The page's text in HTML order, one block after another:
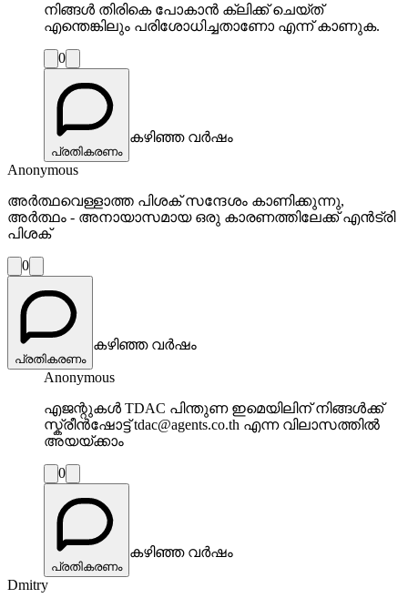
നിങ്ങൾ തിരികെ പോകാൻ ക്ലിക്ക് ചെയ്ത്
എന്തെങ്കിലും പരിശോധിച്ചതാണോ എന്ന് കാണുക.
0
പ്രതികരണം
കഴിഞ്ഞ വർഷം
Anonymous
അർത്ഥവെള്ളാത്ത പിശക് സന്ദേശം കാണിക്കുന്നു,
അർത്ഥം - അനായാസമായ ഒരു കാരണത്തിലേക്ക് എൻട്രി
പിശക്
0
പ്രതികരണം
കഴിഞ്ഞ വർഷം
Anonymous
എജന്റുകൾ TDAC പിന്തുണ ഇമെയിലിന് നിങ്ങൾക്ക്
സ്ക്രീൻഷോട്ട് tdac@agents.co.th എന്ന വിലാസത്തിൽ
അയയ്ക്കാം
0
പ്രതികരണം
കഴിഞ്ഞ വർഷം
Dmitry